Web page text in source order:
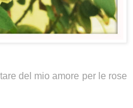
del mio amore per le rose